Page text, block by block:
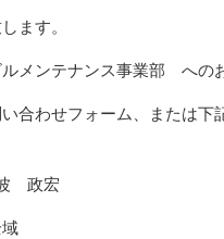
ます。
メンテナンス事業部 への
合わせフォーム、または
政宏